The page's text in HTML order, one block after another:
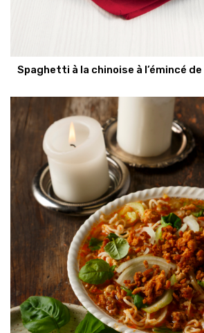
Spaghetti à la chinoise à l’émincé